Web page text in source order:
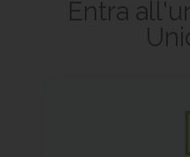
Entra